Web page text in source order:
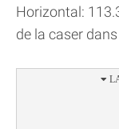
Horizontal:
de la caser